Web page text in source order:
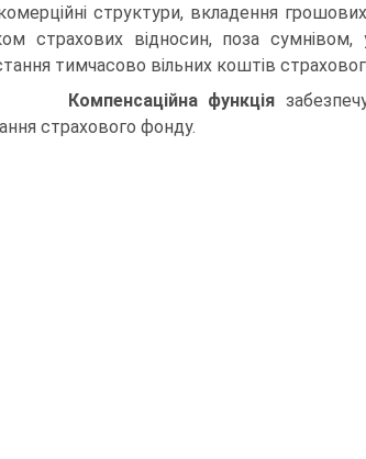
структури, вкладення
страхових відносин, поза
тимчасово вільних коштів
Компенсаційна функція
страхового фонду.